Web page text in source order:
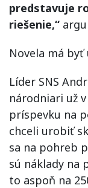
predstavuje
riešenie,“
Novela má byť
Líder SNS
národniari už
príspevku na
chceli urobiť
sa na pohreb
sú náklady na
to aspoň na